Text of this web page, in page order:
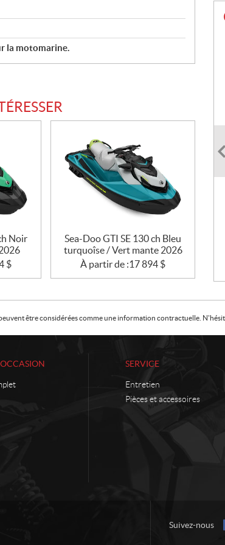
la motomarine.
Noir
$
Sea-Doo GTI SE 130 ch Bleu
turquoîse / Vert mante 2026
À partir de :17 894 $
être considérées comme une information contractuelle.
SERVICE
Entretien
Pièces et accessoires
Suivez-nous